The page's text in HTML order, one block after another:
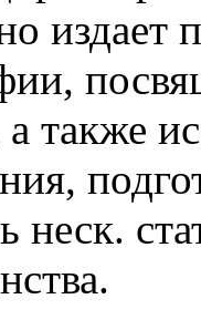
издает
также
неск.